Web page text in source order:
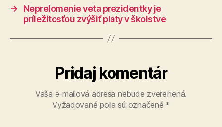
→
Neprelomenie veta prezidentky je
príležitosťou zvýšiť platy v školstve
Pridaj komentár
Vaša e-mailová adresa nebude zverejnená.
Vyžadované polia sú označené *